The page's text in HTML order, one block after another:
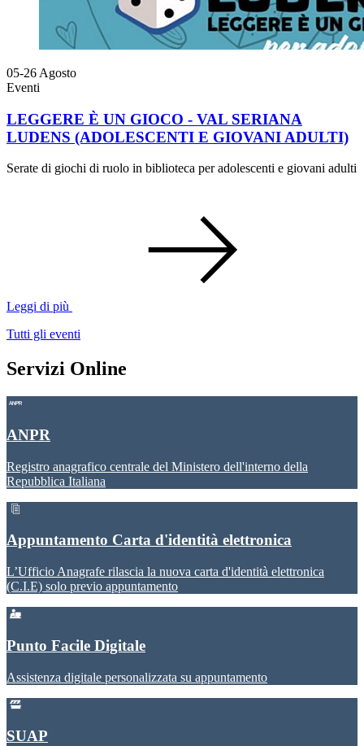
05-26 Agosto
Eventi
LEGGERE È UN GIOCO - VAL SERIANA
LUDENS (ADOLESCENTI E GIOVANI ADULTI)
Serate di giochi di ruolo in biblioteca per adolescenti e giovani adulti
Leggi di più
Tutti gli eventi
Servizi Online
ANPR
Registro anagrafico centrale del Ministero dell'interno della
Repubblica Italiana
Appuntamento Carta d'identità elettronica
L’Ufficio Anagrafe rilascia la nuova carta d'identità elettronica
(C.I.E) solo previo appuntamento
Punto Facile Digitale
Assistenza digitale personalizzata su appuntamento
SUAP